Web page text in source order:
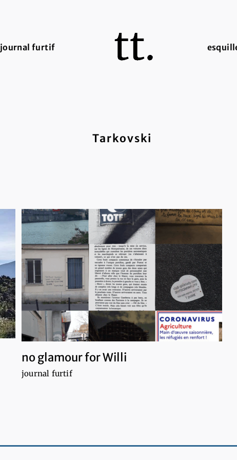
journal furtif
Tarkovski
no glamour for Willi
journal furtif